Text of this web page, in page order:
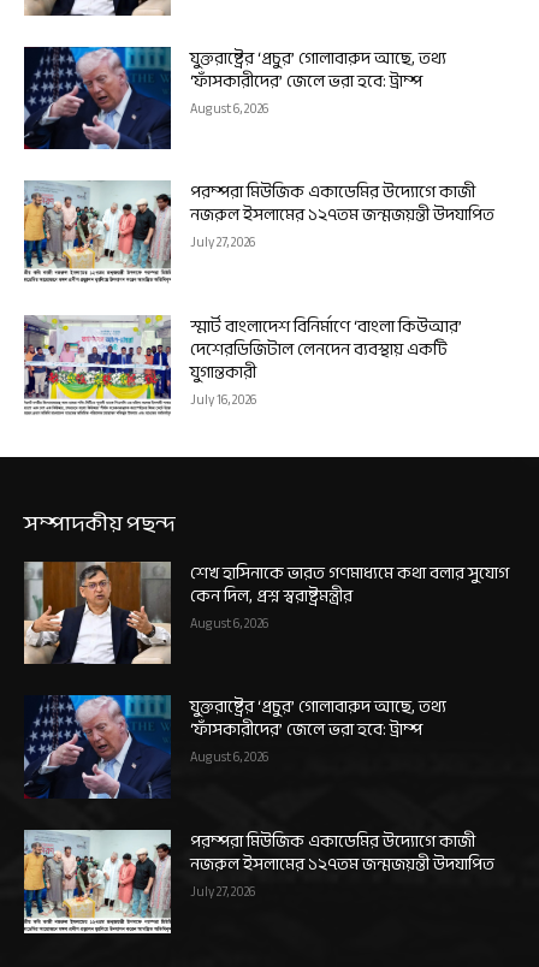
যুক্তরাষ্ট্রের ‘প্রচুর’ গোলাবারুদ আছে, তথ্য
‘ফাঁসকারীদের’ জেলে ভরা হবে: ট্রাম্প
August 6, 2026
পরম্পরা মিউজিক একাডেমির উদ্যোগে কাজী
নজরুল ইসলামের ১২৭তম জন্মজয়ন্তী উদযাপিত
July 27, 2026
স্মার্ট বাংলাদেশ বিনির্মাণে ‘বাংলা কিউআর’
দেশেরডিজিটাল লেনদেন ব্যবস্থায় একটি
যুগান্তকারী
July 16, 2026
সম্পাদকীয় পছন্দ
শেখ হাসিনাকে ভারত গণমাধ্যমে কথা বলার সুযোগ
কেন দিল, প্রশ্ন স্বরাষ্ট্রমন্ত্রীর
August 6, 2026
যুক্তরাষ্ট্রের ‘প্রচুর’ গোলাবারুদ আছে, তথ্য
‘ফাঁসকারীদের’ জেলে ভরা হবে: ট্রাম্প
August 6, 2026
পরম্পরা মিউজিক একাডেমির উদ্যোগে কাজী
নজরুল ইসলামের ১২৭তম জন্মজয়ন্তী উদযাপিত
July 27, 2026